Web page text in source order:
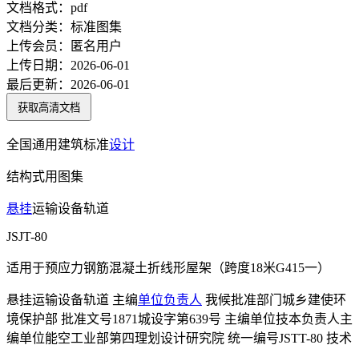
文档格式： pdf
文档分类： 标准图集
上传会员：
匿名用户
上传日期： 2026-06-01
最后更新： 2026-06-01
获取高清文档
全国通用建筑标准设计
结构式用图集
悬挂运输设备轨道
JSJT-80
适用于预应力钢筋混凝土折线形屋架（跨度18米G415一）
悬挂运输设备轨道 主编单位负责人 我候批准部门城乡建使环
境保护部 批准文号1871城设字第639号 主编单位技本负责人主
编单位能空工业部第四理划设计研究院 统一编号JSTT-80 技术